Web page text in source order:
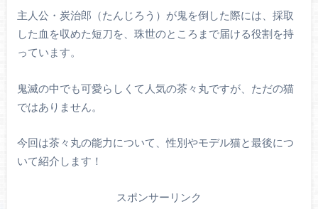
主人公・炭治郎（たんじろう）が鬼を倒した際には、採取
した血を収めた短刀を、珠世のところまで届ける役割を持
っています。
鬼滅の中でも可愛らしくて人気の茶々丸ですが、ただの猫
ではありません。
今回は茶々丸の能力について、性別やモデル猫と最後につ
いて紹介します！
スポンサーリンク